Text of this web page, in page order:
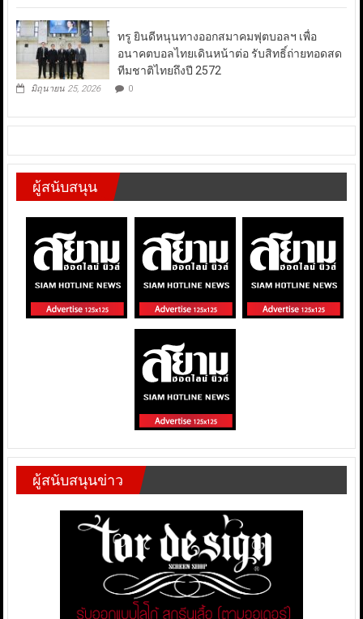
ทรู ยินดีหนุนทางออกสมาคมฟุตบอลฯ เพื่อ
อนาคตบอลไทยเดินหน้าต่อ รับสิทธิ์ถ่ายทอดสด
ทีมชาติไทยถึงปี 2572
มิถุนายน 25, 2026 0
ผู้สนับสนุน
ผู้สนับสนุนข่าว